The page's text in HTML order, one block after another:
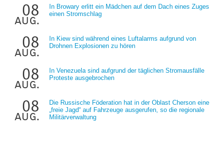
08
aug.
In Browary erlitt ein Mädchen auf dem Dach eines Zuges
einen Stromschlag
08
aug.
In Kiew sind während eines Luftalarms aufgrund von
Drohnen Explosionen zu hören
08
aug.
In Venezuela sind aufgrund der täglichen Stromausfälle
Proteste ausgebrochen
08
aug.
Die Russische Föderation hat in der Oblast Cherson eine
„freie Jagd“ auf Fahrzeuge ausgerufen, so die regionale
Militärverwaltung